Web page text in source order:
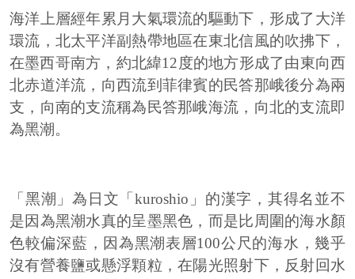
海洋上層經年累月大氣環流的驅動下，形成了大洋
環流，北太平洋副熱帶地區在東北信風的吹拂下，
在墨西哥南方，約北緯12度的地方形成了由東向西
北赤道洋流，向西流到菲律賓的民答那峨後分為兩
支，向南的支流稱為民答那峨海流，向北的支流即
為黑潮。
「黑潮」為日文「kuroshio」的漢字，其得名並不
是因為黑潮水真的呈墨黑色，而是比周圍的海水顏
色較偏深藍，因為黑潮表層100公尺的海水，幾乎
沒有營養鹽或懸浮顆粒，在陽光照射下，反射回水